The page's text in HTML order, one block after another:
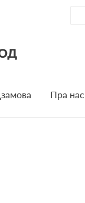
Пра нас